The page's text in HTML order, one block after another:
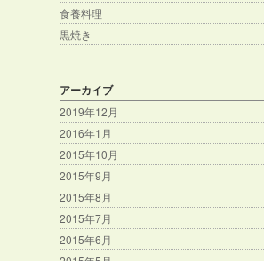
食養料理
黒焼き
アーカイブ
2019年12月
2016年1月
2015年10月
2015年9月
2015年8月
2015年7月
2015年6月